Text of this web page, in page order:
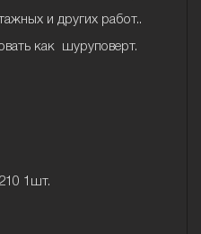
и других работ..
как шуруповерт.
1шт.